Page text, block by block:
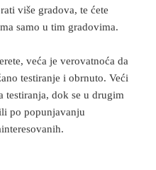
više gradova, te ćete
samo u tim gradovima.
veća je verovatnoća da
testiranje i obrnuto. Veći
testiranja, dok se u drugim
po popunjavanju